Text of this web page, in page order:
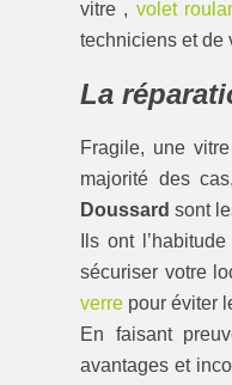
vitre , volet
techniciens et de
La
Fragile, une
majorité des
Doussard sont
Ils ont
sécuriser votre
verre pour éviter
En faisant
avantages et